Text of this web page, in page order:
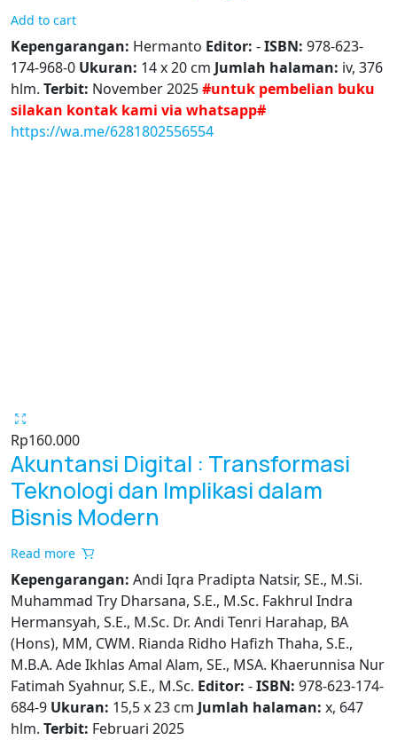
Add to cart
Kepengarangan: Hermanto Editor: -ISBN: 978-623-
174-968-0 Ukuran: 14 x 20 cm Jumlah halaman: iv, 376
hlm. Terbit: November 2025#untuk pembelian buku
silakan kontak kami via whatsapp#
https://wa.me/6281802556554
Rp160.000
Akuntansi Digital : Transformasi
Teknologi dan Implikasi dalam
Bisnis Modern
Read more
Kepengarangan: Andi Iqra Pradipta Natsir, SE., M.Si.
Muhammad Try Dharsana, S.E., M.Sc. Fakhrul Indra
Hermansyah, S.E., M.Sc. Dr. Andi Tenri Harahap, BA
(Hons), MM, CWM. Rianda Ridho Hafizh Thaha, S.E.,
M.B.A. Ade Ikhlas Amal Alam, SE., MSA. Khaerunnisa Nur
Fatimah Syahnur, S.E., M.Sc. Editor: -ISBN: 978-623-174-
684-9 Ukuran: 15,5 x 23 cm Jumlah halaman: x, 647
hlm. Terbit: Februari 2025